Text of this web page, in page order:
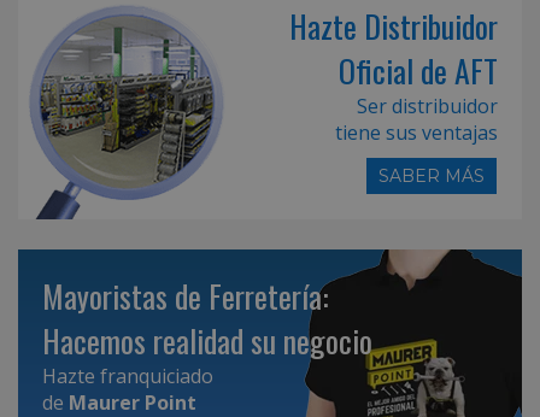
Hazte Distribuidor
Oficial de AFT
Ser distribuidor
tiene sus ventajas
SABER MÁS
Mayoristas de Ferretería:
Hacemos realidad su negocio
Hazte franquiciado
de Maurer Point